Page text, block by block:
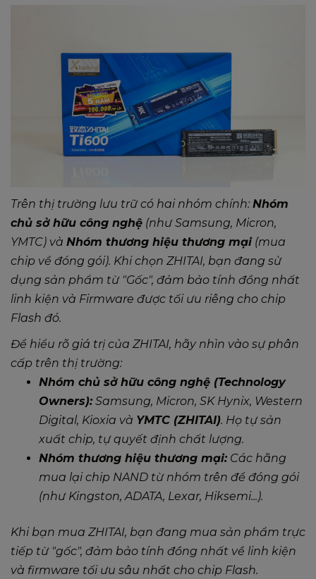
Trên thị trường lưu trữ có hai nhóm chính: Nhóm
chủ sở hữu công nghệ (như Samsung, Micron,
YMTC) và Nhóm thương hiệu thương mại(mua
chip về đóng gói). Khi chọn ZHITAI, bạn đang sử
dụng sản phẩm từ "Gốc", đảm bảo tính đồng nhất
linh kiện và Firmware được tối ưu riêng cho chip
Flash đó.
Để hiểu rõ giá trị của ZHITAI, hãy nhìn vào sự phân
cấp trên thị trường:
Nhóm chủ sở hữu công nghệ (Technology
Owners): Samsung, Micron, SK Hynix, Western
Digital, Kioxia và YMTC (ZHITAI). Họ tự sản
xuất chip, tự quyết định chất lượng.
Nhóm thương hiệu thương mại: Các hãng
mua lại chip NAND từ nhóm trên để đóng gói
(như Kingston, ADATA, Lexar, Hiksemi...).
Khi bạn mua ZHITAI, bạn đang mua sản phẩm trực
tiếp từ "gốc", đảm bảo tính đồng nhất về linh kiện
và firmware tối ưu sâu nhất cho chip Flash.